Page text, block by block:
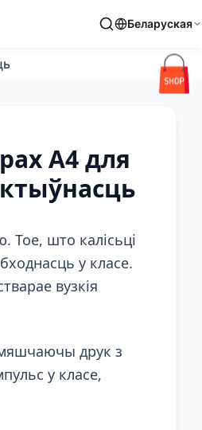
Беларуская
A4 для
Тое, што калісьці
у класе.
вузкія
друк з
у класе,